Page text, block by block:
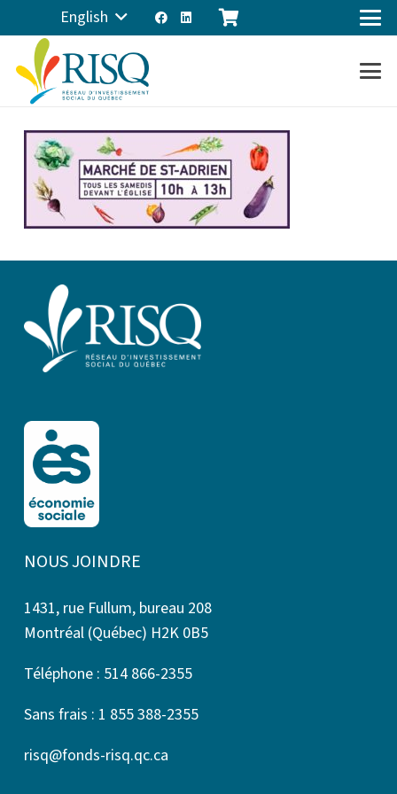
English
NOUS JOINDRE
1431, rue Fullum, bureau 208
Montréal (Québec) H2K 0B5
Téléphone : 514 866-2355
Sans frais : 1 855 388-2355
risq@fonds-risq.qc.ca